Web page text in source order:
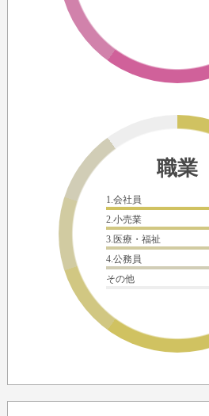
職業
1.会社員
2.小売業
3.医療・福祉
4.公務員
その他